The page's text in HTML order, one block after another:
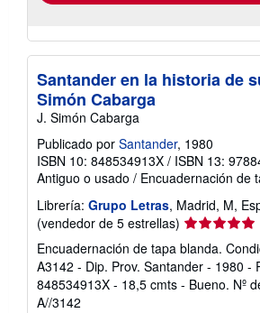
Santander en la historia de
Simón Cabarga
J. Simón Cabarga
Publicado por Santander, 1980
ISBN 10: 848534913X / ISBN 13:
Antiguo o usado / Encuadernación de
Librería: Grupo Letras, Madrid, M,
(vendedor de 5 estrellas) Calificación
del
vendedor:
5
de
Encuadernación de tapa blanda.
A3142 - Dip. Prov. Santander - 1980 -
848534913X - 18,5 cmts - Bueno. Nº
A//3142